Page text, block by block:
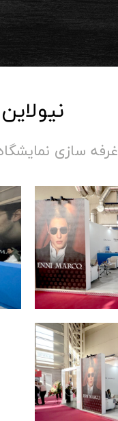
غرفه سازی نمایشگاه عینک 1402- طراحی غرفه